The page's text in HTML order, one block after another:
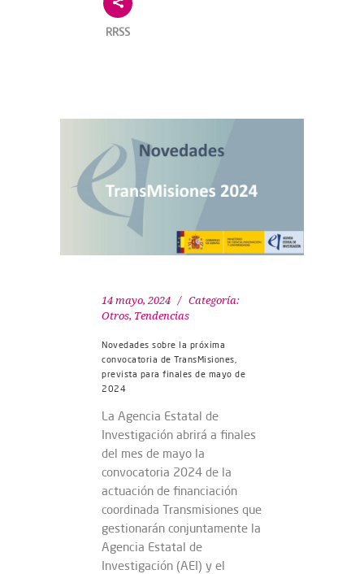
RRSS
14 mayo, 2024
Categoría:
Otros, Tendencias
Novedades sobre la próxima
convocatoria de TransMisiones,
prevista para finales de mayo de
2024
La Agencia Estatal de
Investigación abrirá a finales
del mes de mayo la
convocatoria 2024 de la
actuación de financiación
coordinada Transmisiones que
gestionarán conjuntamente la
Agencia Estatal de
Investigación (AEI) y el